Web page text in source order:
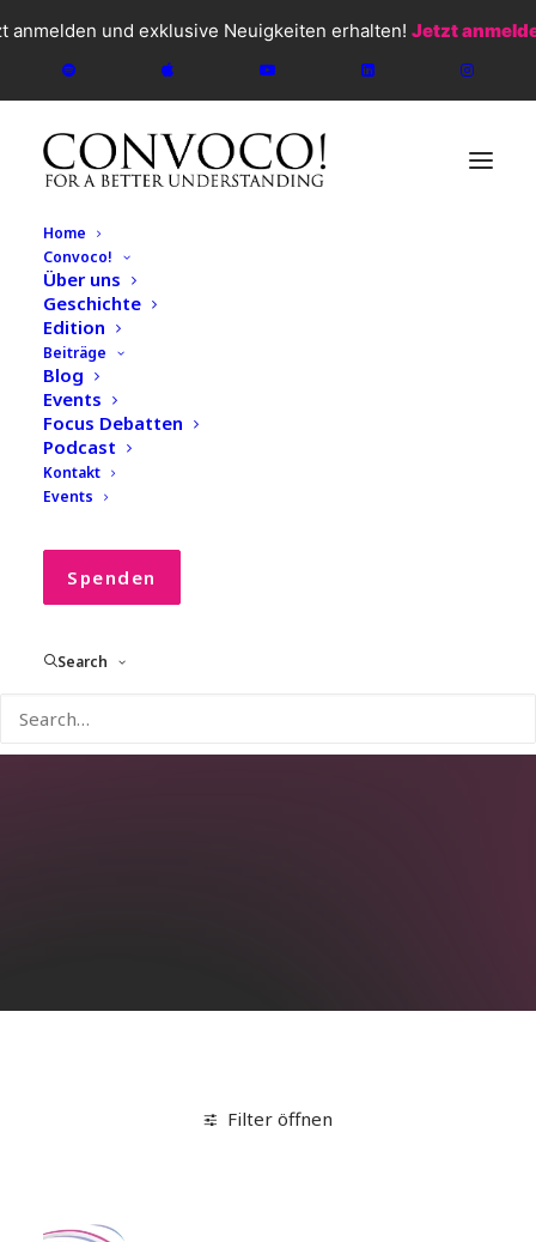
anmelden und exklusive Neuigkeiten erhalten! Jetzt
Home
Convoco!
Über uns
Geschichte
Edition
Beiträge
Blog
Events
Focus Debatten
Podcast
Kontakt
Events
Spenden
Search
Filter öffnen